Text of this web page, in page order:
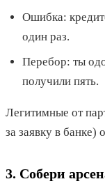
Ошибка:
один раз.
Перебор: ты
получили пять.
Легитимные от
за заявку в банке)
3. Собери